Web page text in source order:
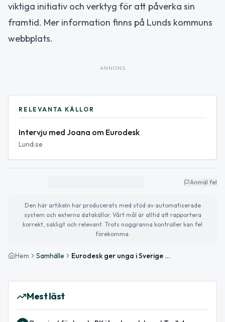
viktiga initiativ och verktyg för att påverka sin
framtid. Mer information finns på Lunds kommuns
webbplats.
ANNONS
RELEVANTA KÄLLOR
Intervju med Joana om Eurodesk
Lund.se
Anmäl fel
Den här artikeln har producerats med stöd av automatiserade
system och externa datakällor. Vårt mål är alltid att rapportera
korrekt, sakligt och relevant. Trots noggranna kontroller kan fel
förekomma.
Hem Samhälle Eurodesk ger unga i Sverige möjligheter i Europa
Mest läst